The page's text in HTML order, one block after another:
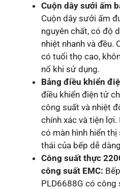
Cuộn dây sưởi ấm
Cuộn dây sưởi ấm
nguyên chất, có độ
nhiệt nhanh và đều.
có tuổi thọ cao,
nổ khi sử dụng.
Bảng điều khiển
điều khiển điện tử
công suất và nhiệt
chính xác và tiện
có màn hình hiển
thái của bếp dễ
Công suất thực
công suất EMC:
PLD6688G có công